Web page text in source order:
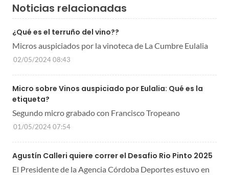
Noticias relacionadas
¿Qué es el terruño del vino??
Micros auspiciados por la vinoteca de La Cumbre Eulalia
02/05/2024 08:43
Micro sobre Vinos auspiciado por Eulalia: Qué es la
etiqueta?
Segundo micro grabado con Francisco Tropeano
01/05/2024 07:54
Agustín Calleri quiere correr el Desafio Rio Pinto 2025
El Presidente de la Agencia Córdoba Deportes estuvo en